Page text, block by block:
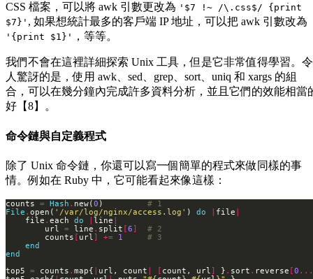
CSS 檔案，可以將 awk 引數更改為 '$7 !~ /\.css$/ {print
$7}' , 如果想統計最多的客戶端 IP 地址，可以把 awk 引數改為
'{print $1}' ，等等。
我們不會在這裡詳細探索 Unix 工具，但是它非常值得學習。令
人驚訝的是，使用 awk、sed、grep、sort、uniq 和 xargs 的組
合，可以在幾分鐘內完成許多資料分析，並且它們的效能相當
好【8】。
命令鏈與自定義程式
除了 Unix 命令鏈，你還可以寫一個簡單的程式來做同樣的事
情。例如在 Ruby 中，它可能看起來像這樣：
counts = Hash . new(0 ) # 1
File . open( '/var/log/nginx/access.log' ) do file
    file
. each do line
        url
= line . split [6]
# 2
        counts
[ url ] += 1
# 3
end
end
top5 = counts . map{ url, count [ count, url ] } . sort . reverse [0 ...